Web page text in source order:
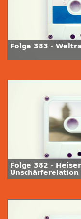
Folge 383 -
Folge 382 -
Unschärferelation